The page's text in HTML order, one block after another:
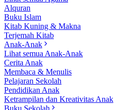
Alquran
Buku Islam
Kitab Kuning & Makna
Terjemah Kitab
Anak-Anak
Lihat semua Anak-Anak
Cerita Anak
Membaca & Menulis
Pelajaran Sekolah
Pendidikan Anak
Ketrampilan dan Kreativitas Anak
Buku Sekolah